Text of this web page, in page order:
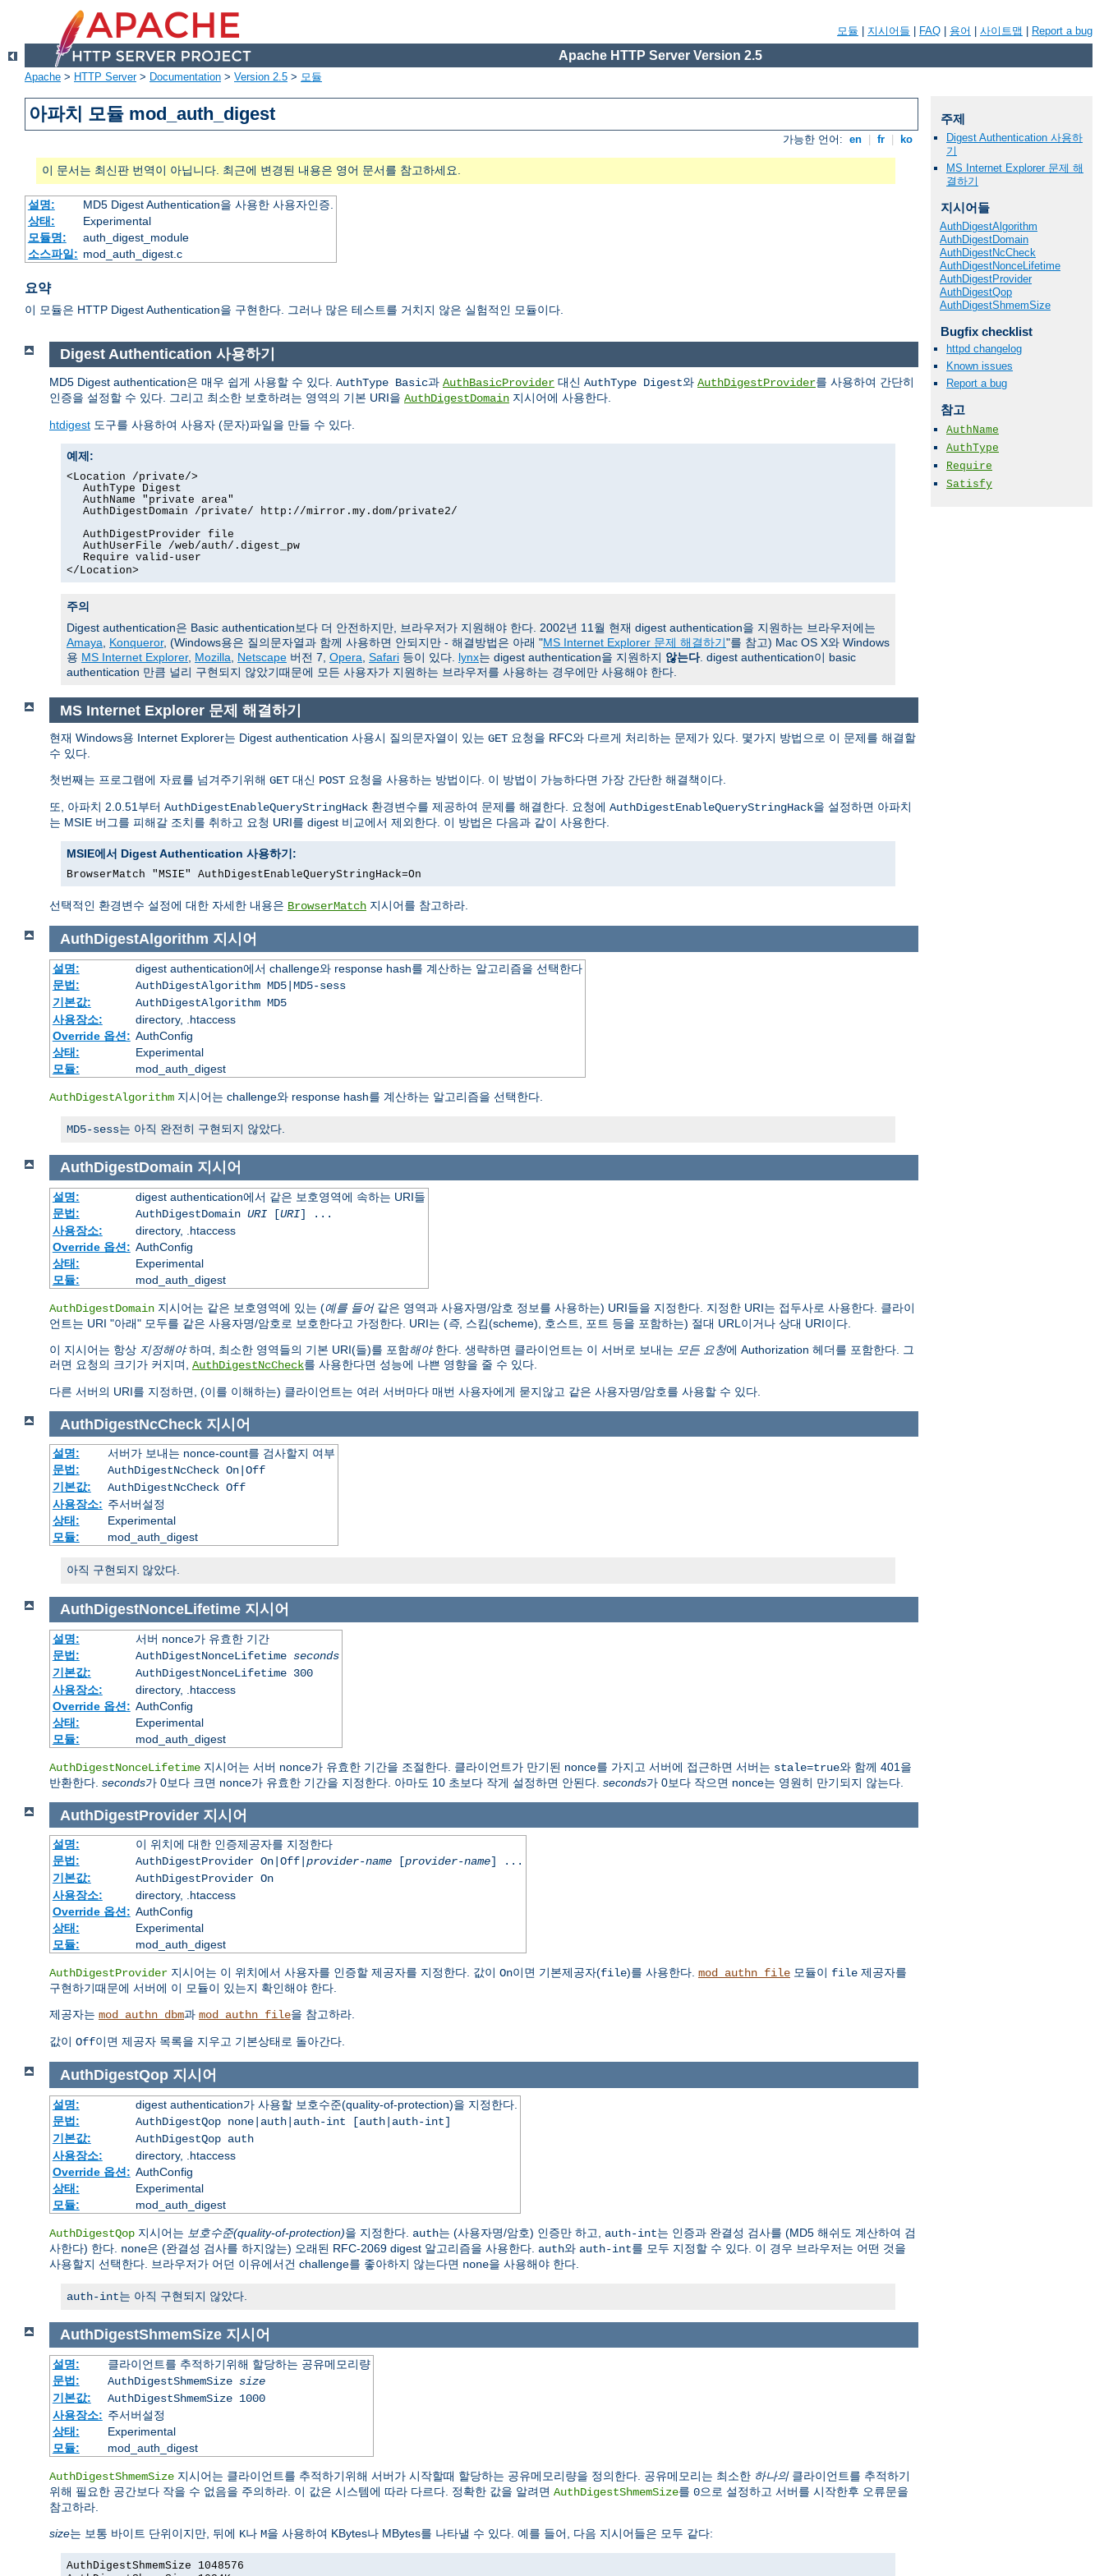
모듈 지시어들 FAQ 용어 사이트맵 Report a bug
Apache HTTP Server Version 2.5
Apache > HTTP Server> Documentation > Version 2.5 > 모듈
아파치 모듈 mod_auth_digest
가능한 언어: en fr ko
이 문서는 최신판 번역이 아닙니다. 최근에 변경된 내용은 영어 문서를 참고하세요.
설명:
MD5 Digest Authentication을 사용한 사용자인증.
상태:
Experimental
모듈명:
auth_digest_module
소스파일: mod_auth_digest.c
요약
이 모듈은 HTTP Digest Authentication을 구현한다. 그러나 많은 테스트를 거치지 않은 실험적인 모듈이다.
Digest Authentication 사용하기
MD5 Digest authentication은 매우 쉽게 사용할 수 있다. AuthType Basic과 AuthBasicProvider 대신 AuthType Digest와 AuthDigestProvider를 사용하여 간단히
인증을 설정할 수 있다. 그리고 최소한 보호하려는 영역의 기본 URI을 AuthDigestDomain 지시어에 사용한다.
htdigest 도구를 사용하여 사용자 (문자)파일을 만들 수 있다.
예제:
<Location /private/>
AuthType Digest
AuthName "private area"
AuthDigestDomain /private/ http://mirror.my.dom/private2/
AuthDigestProvider file
AuthUserFile /web/auth/.digest_pw
Require valid-user
</Location>
주의
Digest authentication은 Basic authentication보다 더 안전하지만, 브라우저가 지원해야 한다. 2002년 11월 현재 digest authentication을 지원하는 브라우저에는
Amaya
Konqueror, (Windows용은 질의문자열과 함께 사용하면 안되지만 - 해결방법은 아래 "MS Internet Explorer 문제 해결하기"를 참고) Mac OS X와 Windows
용 MS Internet Explorer, Mozilla Netscape 버전 7, Opera Safari 등이 있다. lynx는 digest authentication을 지원하지 않는다. digest authentication이 basic
authentication 만큼 널리 구현되지 않았기때문에 모든 사용자가 지원하는 브라우저를 사용하는 경우에만 사용해야 한다.
MS Internet Explorer 문제 해결하기
현재 Windows용 Internet Explorer는 Digest authentication 사용시 질의문자열이 있는 GET 요청을 RFC와 다르게 처리하는 문제가 있다. 몇가지 방법으로 이 문제를 해결할
수 있다.
첫번째는 프로그램에 자료를 넘겨주기위해 GET 대신 POST 요청을 사용하는 방법이다. 이 방법이 가능하다면 가장 간단한 해결책이다.
또, 아파치 2.0.51부터 AuthDigestEnableQueryStringHack 환경변수를 제공하여 문제를 해결한다. 요청에 AuthDigestEnableQueryStringHack을 설정하면 아파치
는 MSIE 버그를 피해갈 조치를 취하고 요청 URI를 digest 비교에서 제외한다. 이 방법은 다음과 같이 사용한다.
MSIE에서 Digest Authentication 사용하기:
BrowserMatch "MSIE" AuthDigestEnableQueryStringHack=On
선택적인 환경변수 설정에 대한 자세한 내용은 BrowserMatch 지시어를 참고하라.
AuthDigestAlgorithm 지시어
설명:
digest authentication에서 challenge와 response hash를 계산하는 알고리즘을 선택한다
문법:
AuthDigestAlgorithm MD5|MD5-sess
기본값:
AuthDigestAlgorithm MD5
사용장소:
directory, .htaccess
Override 옵션: AuthConfig
상태:
Experimental
모듈:
mod_auth_digest
AuthDigestAlgorithm 지시어는 challenge와 response hash를 계산하는 알고리즘을 선택한다.
MD5-sess는 아직 완전히 구현되지 않았다.
AuthDigestDomain 지시어
설명:
digest authentication에서 같은 보호영역에 속하는 URI들
문법:
AuthDigestDomain URI[URI] ...
사용장소:
directory, .htaccess
Override 옵션: AuthConfig
상태:
Experimental
모듈:
mod_auth_digest
AuthDigestDomain 지시어는 같은 보호영역에 있는 (예를 들어같은 영역과 사용자명/암호 정보를 사용하는) URI들을 지정한다. 지정한 URI는 접두사로 사용한다. 클라이
언트는 URI "아래" 모두를 같은 사용자명/암호로 보호한다고 가정한다. URI는 (즉, 스킴(scheme), 호스트, 포트 등을 포함하는) 절대 URL이거나 상대 URI이다.
이 지시어는 항상 지정해야하며, 최소한 영역들의 기본 URI(들)를 포함해야한다. 생략하면 클라이언트는 이 서버로 보내는 모든 요청에 Authorization 헤더를 포함한다. 그
러면 요청의 크기가 커지며, AuthDigestNcCheck를 사용한다면 성능에 나쁜 영향을 줄 수 있다.
다른 서버의 URI를 지정하면, (이를 이해하는) 클라이언트는 여러 서버마다 매번 사용자에게 묻지않고 같은 사용자명/암호를 사용할 수 있다.
AuthDigestNcCheck지시어
설명:
서버가 보내는 nonce-count를 검사할지 여부
문법:
AuthDigestNcCheck On|Off
기본값:
AuthDigestNcCheck Off
사용장소: 주서버설정
상태:
Experimental
모듈:
mod_auth_digest
아직 구현되지 않았다.
AuthDigestNonceLifetime지시어
설명:
서버 nonce가 유효한 기간
문법:
AuthDigestNonceLifetime seconds
기본값:
AuthDigestNonceLifetime 300
사용장소:
directory, .htaccess
Override 옵션: AuthConfig
상태:
Experimental
모듈:
mod_auth_digest
AuthDigestNonceLifetime 지시어는 서버 nonce가 유효한 기간을 조절한다. 클라이언트가 만기된 nonce를 가지고 서버에 접근하면 서버는 stale=true와 함께 401을
반환한다. seconds가 0보다 크면 nonce가 유효한 기간을 지정한다. 아마도 10 초보다 작게 설정하면 안된다. seconds가 0보다 작으면 nonce는 영원히 만기되지 않는다.
AuthDigestProvider지시어
설명:
이 위치에 대한 인증제공자를 지정한다
문법:
AuthDigestProvider On|Off| provider-name[provider-name] ...
기본값:
AuthDigestProvider On
사용장소:
directory, .htaccess
Override 옵션: AuthConfig
상태:
Experimental
모듈:
mod_auth_digest
AuthDigestProvider 지시어는 이 위치에서 사용자를 인증할 제공자를 지정한다. 값이 On이면 기본제공자(file)를 사용한다. mod_authn_file 모듈이 file 제공자를
구현하기때문에 서버에 이 모듈이 있는지 확인해야 한다.
제공자는 mod_authn_dbm과 mod_authn_file을 참고하라.
값이 Off이면 제공자 목록을 지우고 기본상태로 돌아간다.
AuthDigestQop지시어
설명:
digest authentication가 사용할 보호수준(quality-of-protection)을 지정한다.
문법:
AuthDigestQop none|auth|auth-int [auth|auth-int]
기본값:
AuthDigestQop auth
사용장소:
directory, .htaccess
Override 옵션: AuthConfig
상태:
Experimental
모듈:
mod_auth_digest
AuthDigestQop 지시어는 보호수준(quality-of-protection)을 지정한다. auth는 (사용자명/암호) 인증만 하고, auth-int는 인증과 완결성 검사를 (MD5 해쉬도 계산하여 검
사한다) 한다. none은 (완결성 검사를 하지않는) 오래된 RFC-2069 digest 알고리즘을 사용한다. auth와 auth-int를 모두 지정할 수 있다. 이 경우 브라우저는 어떤 것을
사용할지 선택한다. 브라우저가 어던 이유에서건 challenge를 좋아하지 않는다면 none을 사용해야 한다.
auth-int는 아직 구현되지 않았다.
AuthDigestShmemSize지시어
설명:
클라이언트를 추적하기위해 할당하는 공유메모리량
문법:
AuthDigestShmemSize size
기본값:
AuthDigestShmemSize 1000
사용장소: 주서버설정
상태:
Experimental
모듈:
mod_auth_digest
AuthDigestShmemSize 지시어는 클라이언트를 추적하기위해 서버가 시작할때 할당하는 공유메모리량을 정의한다. 공유메모리는 최소한 하나의클라이언트를 추적하기
위해 필요한 공간보다 작을 수 없음을 주의하라. 이 값은 시스템에 따라 다르다. 정확한 값을 알려면 AuthDigestShmemSize를 0으로 설정하고 서버를 시작한후 오류문을
참고하라.
size는 보통 바이트 단위이지만, 뒤에 K나 M을 사용하여 KBytes나 MBytes를 나타낼 수 있다. 예를 들어, 다음 지시어들은 모두 같다:
AuthDigestShmemSize 1048576
주제
Digest Authentication 사용하
기
MS Internet Explorer 문제 해
결하기
지시어들
AuthDigestAlgorithm
AuthDigestDomain
AuthDigestNcCheck
AuthDigestNonceLifetime
AuthDigestProvider
AuthDigestQop
AuthDigestShmemSize
Bugfix checklist
httpd changelog
Known issues
Report a bug
참고
AuthName
AuthType
Require
Satisfy